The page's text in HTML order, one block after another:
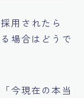
用されたら
場合はどうで
今現在の本当